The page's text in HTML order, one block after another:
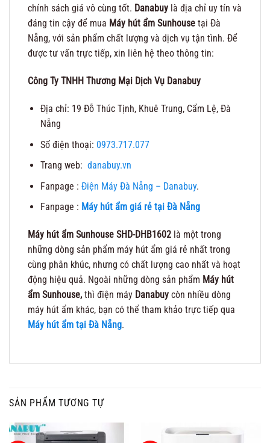
chính sách giá vô cùng tốt. Danabuy là địa chỉ uy tín và
đáng tin cậy để mua Máy hút ẩm Sunhouse tại Đà
Nẵng, với sản phẩm chất lượng và dịch vụ tận tình. Để
được tư vấn trực tiếp, xin liên hệ theo thông tin:
Công Ty TNHH Thương Mại Dịch Vụ Danabuy
Địa chỉ: 19 Đỗ Thúc Tịnh, Khuê Trung, Cẩm Lệ, Đà
Nẵng
Số điện thoại: 0973.717.077
Trang web: danabuy.vn
Fanpage : Điện Máy Đà Nẵng – Danabuy.
Fanpage : Máy hút ẩm giá rẻ tại Đà Nẵng
Máy hút ẩm Sunhouse SHD-DHB1602 là một trong
những dòng sản phẩm máy hút ẩm giá rẻ nhất trong
cùng phân khúc, nhưng có chất lượng cao nhất và hoạt
động hiệu quả. Ngoài những dòng sản phẩm Máy hút
ẩm Sunhouse, thì điện máy Danabuy còn nhiều dòng
máy hút ẩm khác, bạn có thể tham khảo trực tiếp qua
Máy hút ẩm tại Đà Nẵng.
SẢN PHẨM TƯƠNG TỰ